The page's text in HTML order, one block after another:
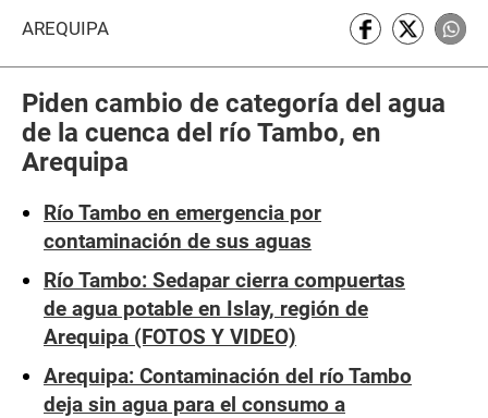
AREQUIPA
Piden cambio de categoría del agua
de la cuenca del río Tambo, en
Arequipa
Río Tambo en emergencia por
contaminación de sus aguas
Río Tambo: Sedapar cierra compuertas
de agua potable en Islay, región de
Arequipa (FOTOS Y VIDEO)
Arequipa: Contaminación del río Tambo
deja sin agua para el consumo a